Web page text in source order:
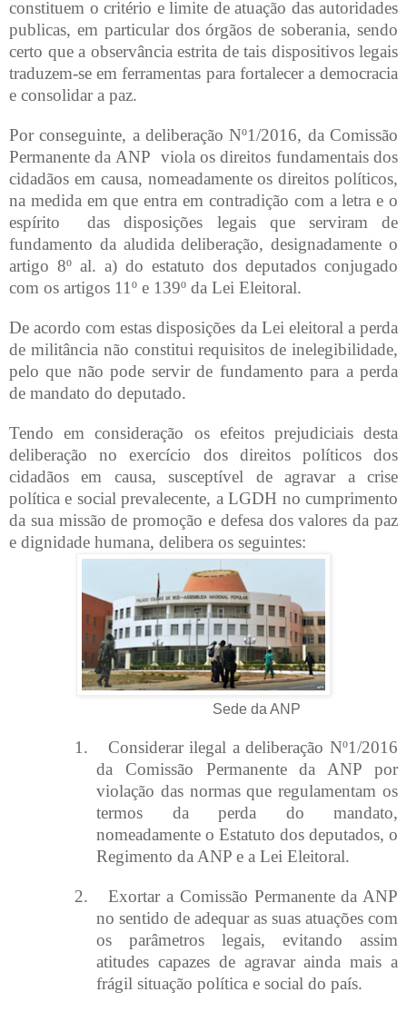
constituem o critério e limite de atuação das autoridades
publicas, em particular dos órgãos de soberania, sendo
certo que a observância estrita de tais dispositivos legais
traduzem-se em ferramentas para fortalecer a democracia
e consolidar a paz.
Por conseguinte, a deliberação Nº1/2016, da Comissão
Permanente da ANP viola os direitos fundamentais dos
cidadãos em causa, nomeadamente os direitos políticos,
na medida em que entra em contradição com a letra e o
espírito
das disposições legais que serviram de
fundamento da aludida deliberação, designadamente o
artigo 8º al. a) do estatuto dos deputados conjugado
com os artigos 11º e 139º da Lei Eleitoral.
De acordo com estas disposições da Lei eleitoral a perda
de militância não constitui requisitos de inelegibilidade,
pelo que não pode servir de fundamento para a perda
de mandato do deputado.
Tendo em consideração os efeitos prejudiciais desta
deliberação no exercício dos direitos políticos dos
cidadãos em causa, susceptível de agravar a crise
política e social prevalecente, a LGDH no cumprimento
da sua missão de promoção e defesa dos valores da paz
e dignidade humana, delibera os seguintes:
Sede da ANP
1.
Considerar ilegal a deliberação Nº1/2016
da Comissão Permanente da ANP por
violação das normas que regulamentam os
termos da perda do mandato,
nomeadamente o Estatuto dos deputados, o
Regimento da ANP e a Lei Eleitoral.
2.
Exortar a Comissão Permanente da ANP
no sentido de adequar as suas atuações com
os parâmetros legais, evitando assim
atitudes capazes de agravar ainda mais a
frágil situação política e social do país.